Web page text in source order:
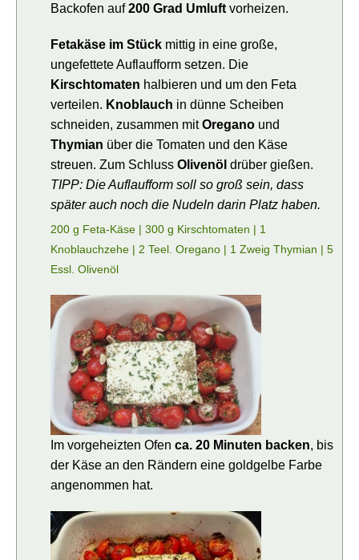
Backofen auf200 Grad Umluft vorheizen.
Fetakäse im Stück mittig in eine große,
ungefettete Auflaufform setzen. Die
Kirschtomaten halbieren und um den Feta
verteilen. Knoblauch in dünne Scheiben
schneiden, zusammen mitOregano und
Thymian über die Tomaten und den Käse
streuen. Zum Schluss Olivenöl drüber gießen.
TIPP: Die Auflaufform soll so groß sein, dass
später auch noch die Nudeln darin Platz haben.
200 g Feta-Käse | 300 g Kirschtomaten | 1
Knoblauchzehe | 2 Teel. Oregano | 1 Zweig Thymian | 5
Essl. Olivenöl
Im vorgeheizten Ofen ca. 20 Minuten backen, bis
der Käse an den Rändern eine goldgelbe Farbe
angenommen hat.